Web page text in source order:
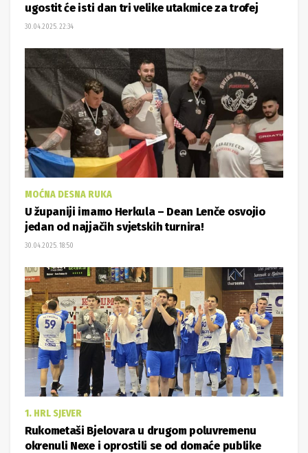
ugostit će isti dan tri velike utakmice za trofej
30.04.2025. 22:34
MOĆNA DESNA RUKA
U županiji imamo Herkula – Dean Lenče osvojio
jedan od najjačih svjetskih turnira!
30.04.2025. 18:50
1. HRL SJEVER
Rukometaši Bjelovara u drugom poluvremenu
okrenuli Nexe i oprostili se od domaće publike